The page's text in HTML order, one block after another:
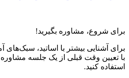
برای شروع، مشاوره بگیرید!
برای آشنایی بیشتر با اساتید، سبک‌های
با تعیین وقت قبلی از یک جلسه مشاوره
استفاده کنید.